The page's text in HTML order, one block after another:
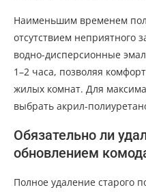
Наименьшим временем
отсутствием неприятного
водно-дисперсионные
1–2 часа, позволяя
жилых комнат. Для
выбрать акрил-
Обязательно ли
обновлением
Полное удаление старого